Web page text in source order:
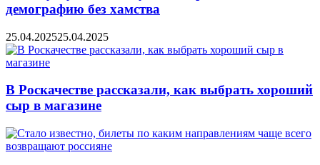
демографию без хамства
25.04.202525.04.2025
В Роскачестве рассказали, как выбрать хороший
сыр в магазине